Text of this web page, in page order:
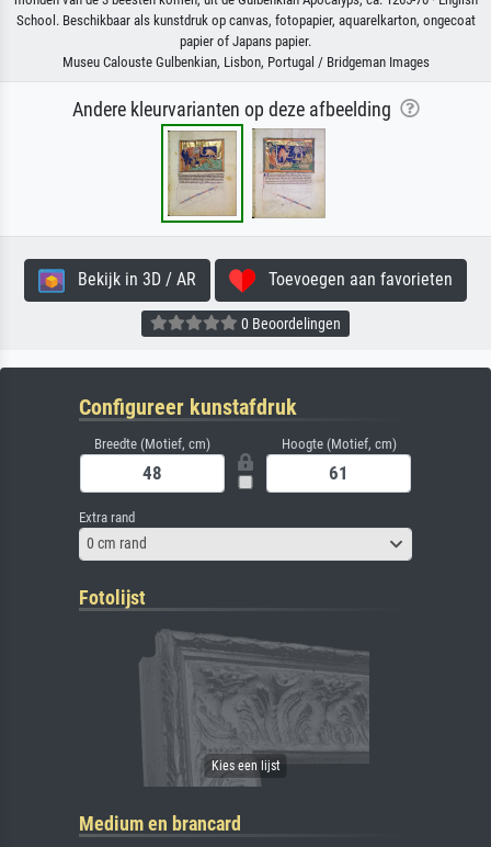
School. Beschikbaar als kunstdruk op canvas, fotopapier, aquarelkarton, ongecoat
papier of Japans papier.
Museu Calouste Gulbenkian, Lisbon, Portugal / Bridgeman Images
Andere kleurvarianten op deze afbeelding
Bekijk in 3D / AR Toevoegen aan favorieten
0 Beoordelingen
Configureer kunstafdruk
Breedte (Motief, cm) Hoogte (Motief, cm)
Extra rand
0 cm rand
Fotolijst
Medium en brancard